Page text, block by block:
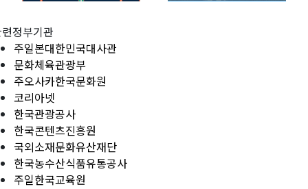
정부기관
주일본대한민국대사관
문화체육관광부
주오사카한국문화원
코리아넷
한국관광공사
한국콘텐츠진흥원
국외소재문화유산재단
한국농수산식품유통공사
주일한국교육원